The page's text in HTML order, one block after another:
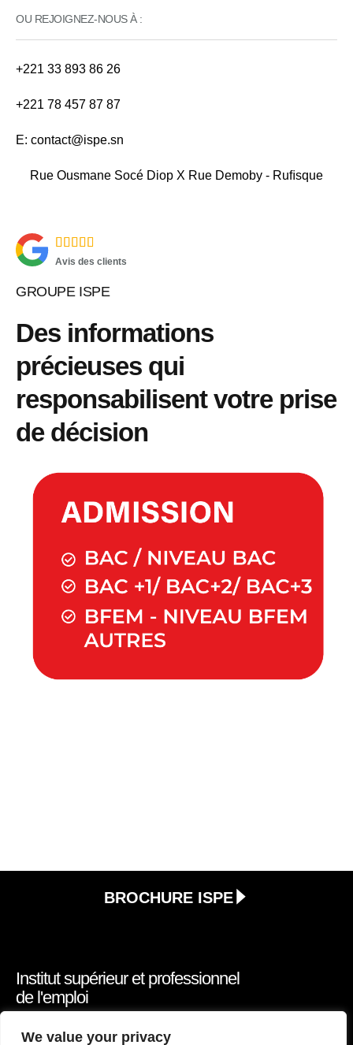
We value your privacy
OU REJOIGNEZ-NOUS À :
+221 33 893 86 26
+221 78 457 87 87
E: contact@ispe.sn
Rue Ousmane Socé Diop X Rue Demoby - Ruﬁsque
    
Avis des clients
GROUPE ISPE
Des informations
précieuses qui
responsabilisent votre prise
de décision
BROCHURE ISPE
Institut supérieur et professionnel
de l'emploi
groupe ISPE